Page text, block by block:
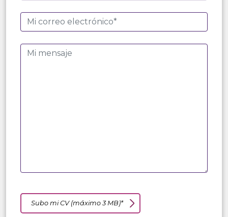
Subo mi CV (máximo 3 MB)*